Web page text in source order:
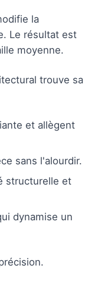
la
Le résultat est
moyenne.
trouve sa
et allègent
sans l'alourdir.
structurelle et
dynamise un